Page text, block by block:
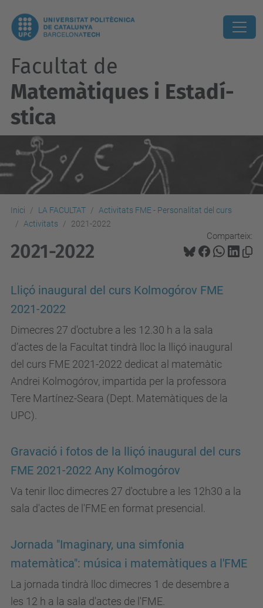
Facultat de
Matemàtiques i Estadí­
stica
Inici LA FACULTAT
Activitats FME - Personalitat del curs
Activitats
2021-2022
Comparteix:
2021-2022
Lliçó inaugural del curs Kolmogórov FME
2021-2022
Dimecres 27 d'octubre a les 12.30 h a la sala
d’actes de la Facultat tindrà lloc la lliçó inaugural
del curs FME 2021-2022 dedicat al matemàtic
Andrei Kolmogórov, impartida per la professora
Tere Martínez-Seara (Dept. Matemàtiques de la
UPC).
Gravació i fotos de la lliçó inaugural del curs
FME 2021-2022 Any Kolmogórov
Va tenir lloc dimecres 27 d'octubre a les 12h30 a la
sala d'actes de l'FME en format presencial.
Jornada "Imaginary, una simfonia
matemàtica": música i matemàtiques a l'FME
La jornada tindrà lloc dimecres 1 de desembre a
les 12 h a la sala d'actes de l'FME.